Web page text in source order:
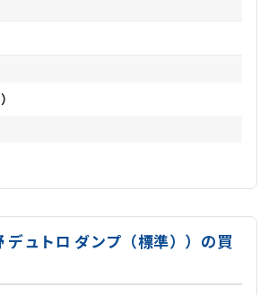
デュトロ ダンプ（標準））の買